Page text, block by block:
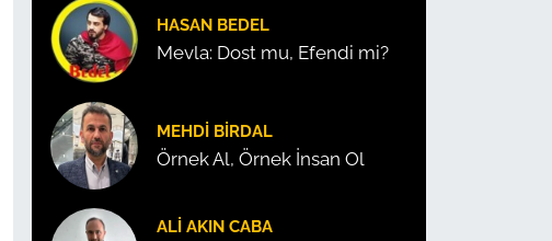
HASAN BEDEL
Mevla: Dost mu, Efendi mi?
MEHDI BIRDAL
Örnek Al, Örnek İnsan Ol
ALI AKIN CABA